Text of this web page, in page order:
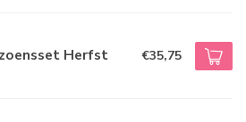
Herfst €35,75